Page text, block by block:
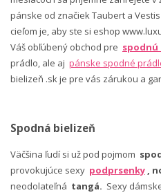
pánske od značiek Taubert a
cieľom je, aby ste si eshop
Váš obľúbený obchod pre spodnú
prádlo, ale aj pánske spodné
bielizeň .sk je pre vás zárukou a
Spodná bielizeň
Väčšina ľudí si už pod pojmom
provokujúce sexy podprsenky ,
neodolateľná tangá. Sexy